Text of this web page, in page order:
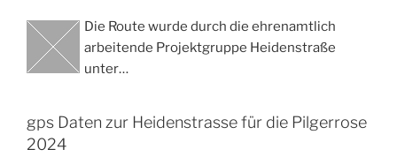
Die Route wurde durch die ehrenamtlich
arbeitende Projektgruppe Heidenstraße
unter…
gps Daten zur Heidenstrasse für die Pilgerrose
2024